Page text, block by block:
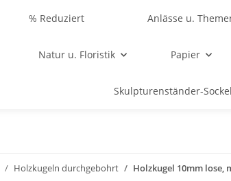
% Reduziert Anlässe u.
Natur u. Floristik Papier
Skulpturenständer-
Holzkugeln durchgebohrt Holzkugel 10mm lose,